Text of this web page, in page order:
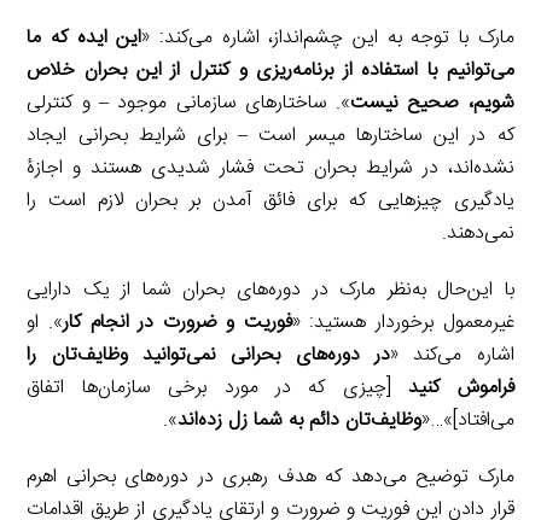
مارک با توجه به این چشم‌انداز، اشاره می‌کند: «این ایده که ما
می‌توانیم با استفاده از برنامه‌ریزی و کنترل از این بحران خلاص
شویم، صحیح نیست». ساختارهای سازمانی موجود – و کنترلی
که در این ساختارها میسر است – برای شرایط بحرانی ایجاد
نشده‌اند، در شرایط بحران تحت فشار شدیدی هستند و اجازۀ
یادگیری چیزهایی که برای فائق آمدن بر بحران لازم است را
نمی‌دهند.
با این‌حال به‌نظر مارک در دوره‌های بحران شما از یک دارایی
غیرمعمول برخوردار هستید: «فوریت و ضرورت در انجام کار». او
اشاره می‌کند «در دوره‌های بحرانی نمی‌توانید وظایف‌تان را
فراموش کنید[چیزی که در مورد برخی سازمان‌ها اتفاق
می‌افتاد]»…«وظایف‌تان دائم به شما زل زده‌اند».
مارک توضیح می‌دهد که هدف رهبری در دوره‌های بحرانی اهرم
قرار دادن این فوریت و ضرورت و ارتقای یادگیری از طریق اقدامات